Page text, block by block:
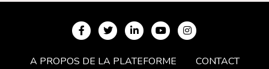
A PROPOS DE LA PLATEFORME
CONTACT